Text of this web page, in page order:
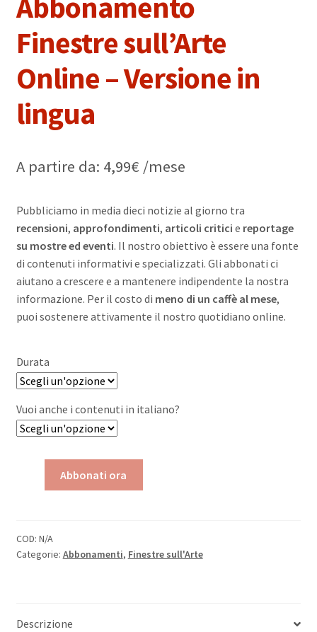
Finestre sull’Arte
Online – Versione in
lingua
A partire da: 4,99€ /mese
Pubbliciamo in media dieci notizie al giorno tra
recensioni, approfondimenti, articoli critici e reportage
su mostre ed eventi. Il nostro obiettivo è essere una fonte
di contenuti informativi e specializzati. Gli abbonati ci
aiutano a crescere e a mantenere indipendente la nostra
informazione. Per il costo di meno di un caffè al mese,
puoi sostenere attivamente il nostro quotidiano online.
Durata
Vuoi anche i contenuti in italiano?
-
Versione
Abbonati ora
COD: N/A
Categorie: Abbonamenti, Finestre sull'Arte
Descrizione